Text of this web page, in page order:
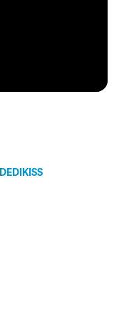
DEDIKISS